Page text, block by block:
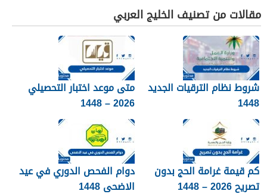
مقالات من تصنيف الخليج العربي
شروط نظام الترقيات الجديد
1448
متى موعد اختبار التحصيلي
2026 – 1448
كم قيمة غرامة الحج بدون
تصريح 2026 – 1448
دوام الفحص الدوري في عيد
الاضحى 1448